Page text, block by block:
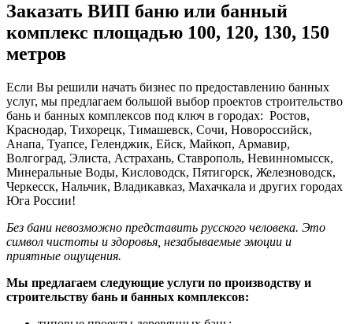
Заказать ВИП баню или банный
комплекс площадью 100, 120, 130, 150
метров
Если Вы решили начать бизнес по предоставлению банных
услуг, мы предлагаем большой выбор проектов строительство
бань и банных комплексов под ключ в городах: Ростов,
Краснодар, Тихорецк, Тимашевск, Сочи, Новороссийск,
Анапа, Туапсе, Геленджик, Ейск, Майкоп, Армавир,
Волгоград, Элиста, Астрахань, Ставрополь, Невинномысск,
Минеральные Воды, Кисловодск, Пятигорск, Железноводск,
Черкесск, Нальчик, Владикавказ, Махачкала и других городах
Юга России!
Без бани невозможно представить русского человека. Это
символ чистоты и здоровья, незабываемые эмоции и
приятные ощущения.
Мы предлагаем следующие услуги по производству и
строительству бань и банных комплексов: